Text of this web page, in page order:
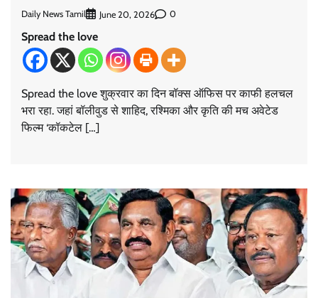
Daily News Tamil June 20, 2026 0
Spread the love
Spread the love शुक्रवार का दिन बॉक्स ऑफिस पर काफी हलचल
भरा रहा. जहां बॉलीवुड से शाहिद, रश्मिका और कृति की मच अवेटेड
फिल्म ‘कॉकटेल […]